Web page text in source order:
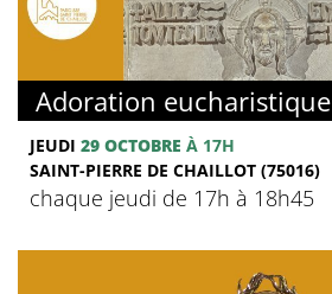
Adoration eucharistique
JEUDI 29 OCTOBRE À 17H
SAINT-PIERRE DE CHAILLOT (75016)
chaque jeudi de 17h à 18h45